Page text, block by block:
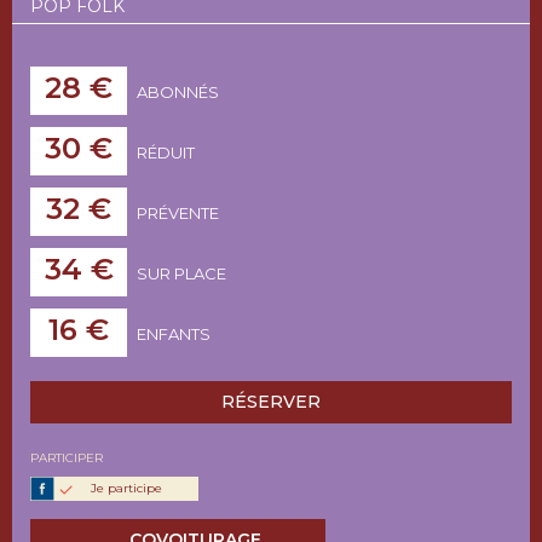
POP FOLK
28 € ABONNÉS
30 € RÉDUIT
32 € PRÉVENTE
34 € SUR PLACE
16 € ENFANTS
RÉSERVER
PARTICIPER
Je participe